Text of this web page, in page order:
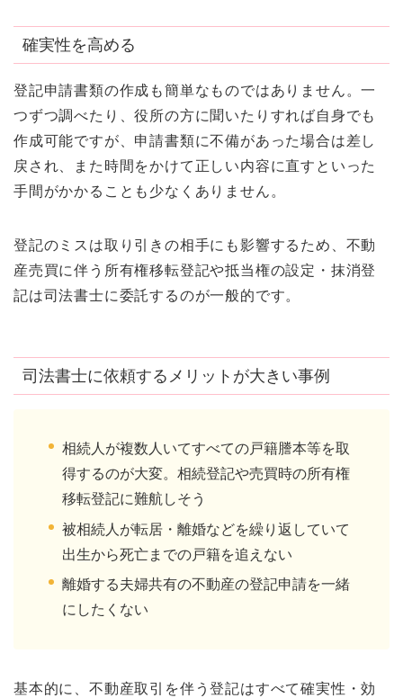
確実性を高める
登記申請書類の作成も簡単なものではありません。一
つずつ調べたり、役所の方に聞いたりすれば自身でも
作成可能ですが、申請書類に不備があった場合は差し
戻され、また時間をかけて正しい内容に直すといった
手間がかかることも少なくありません。
登記のミスは取り引きの相手にも影響するため、不動
産売買に伴う所有権移転登記や抵当権の設定・抹消登
記は司法書士に委託するのが一般的です。
司法書士に依頼するメリットが大きい事例
相続人が複数人いてすべての戸籍謄本等を取
得するのが大変。相続登記や売買時の所有権
移転登記に難航しそう
被相続人が転居・離婚などを繰り返していて
出生から死亡までの戸籍を追えない
離婚する夫婦共有の不動産の登記申請を一緒
にしたくない
基本的に、不動産取引を伴う登記はすべて確実性・効